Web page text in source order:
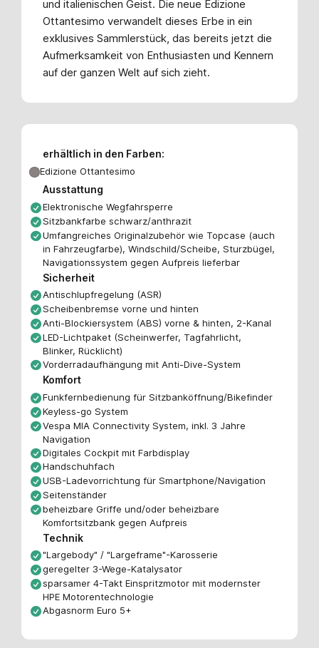
und italienischen Geist. Die neue Edizione
Ottantesimo verwandelt dieses Erbe in ein
exklusives Sammlerstück, das bereits jetzt die
Aufmerksamkeit von Enthusiasten und Kennern
auf der ganzen Welt auf sich zieht.
erhältlich in den Farben:
Edizione Ottantesimo
Ausstattung
Elektronische Wegfahrsperre
Sitzbankfarbe schwarz/anthrazit
Umfangreiches Originalzubehör wie Topcase (auch
in Fahrzeugfarbe), Windschild/Scheibe, Sturzbügel,
Navigationssystem gegen Aufpreis lieferbar
Sicherheit
Antischlupfregelung (ASR)
Scheibenbremse vorne und hinten
Anti-Blockiersystem (ABS) vorne & hinten, 2-Kanal
LED-Lichtpaket (Scheinwerfer, Tagfahrlicht,
Blinker, Rücklicht)
Vorderradaufhängung mit Anti-Dive-System
Komfort
Funkfernbedienung für Sitzbanköffnung/Bikefinder
Keyless-go System
Vespa MIA Connectivity System, inkl. 3 Jahre
Navigation
Digitales Cockpit mit Farbdisplay
Handschuhfach
USB-Ladevorrichtung für Smartphone/Navigation
Seitenständer
beheizbare Griffe und/oder beheizbare
Komfortsitzbank gegen Aufpreis
Technik
"Largebody" / "Largeframe"-Karosserie
geregelter 3-Wege-Katalysator
sparsamer 4-Takt Einspritzmotor mit modernster
HPE Motorentechnologie
Abgasnorm Euro 5+